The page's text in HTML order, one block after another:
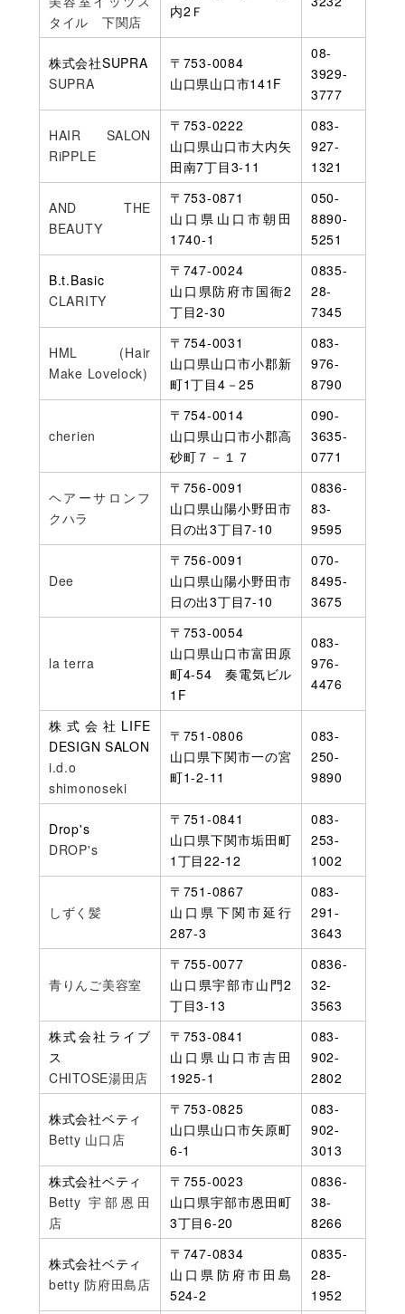
タイル 下関店
内2Ｆ
株式会社SUPRA
SUPRA
〒753-0084
山口県山口市141F
08-
3929-
3777
HAIR SALON
RiPPLE
〒753-0222
山口県山口市大内矢
田南7丁目3-11
083-
927-
1321
AND THE
BEAUTY
〒753-0871
山口県山口市朝田
1740-1
050-
8890-
5251
B.t.Basic
CLARITY
〒747-0024
山口県防府市国衙2
丁目2-30
0835-
28-
7345
HML (Hair
Make Lovelock)
〒754-0031
山口県山口市小郡新
町1丁目4－25
083-
976-
8790
cherien
〒754-0014
山口県山口市小郡高
砂町７－１７
090-
3635-
0771
ヘアーサロンフ
クハラ
〒756-0091
山口県山陽小野田市
日の出3丁目7-10
0836-
83-
9595
Dee
〒756-0091
山口県山陽小野田市
日の出3丁目7-10
070-
8495-
3675
la terra
〒753-0054
山口県山口市富田原
町4-54 奏電気ビル
1F
083-
976-
4476
株式会社LIFE
DESIGN SALON
i.d.o
shimonoseki
〒751-0806
山口県下関市一の宮
町1-2-11
083-
250-
9890
Drop's
DROP's
〒751-0841
山口県下関市垢田町
1丁目22-12
083-
253-
1002
しずく髪
〒751-0867
山口県下関市延行
287-3
083-
291-
3643
青りんご美容室
〒755-0077
山口県宇部市山門2
丁目3-13
0836-
32-
3563
株式会社ライブ
ス
CHITOSE湯田店
〒753-0841
山口県山口市吉田
1925-1
083-
902-
2802
株式会社ベティ
Betty 山口店
〒753-0825
山口県山口市矢原町
6-1
083-
902-
3013
株式会社ベティ
Betty 宇部恩田
店
〒755-0023
山口県宇部市恩田町
3丁目6-20
0836-
38-
8266
株式会社ベティ
betty 防府田島店
〒747-0834
山口県防府市田島
524-2
0835-
28-
1952